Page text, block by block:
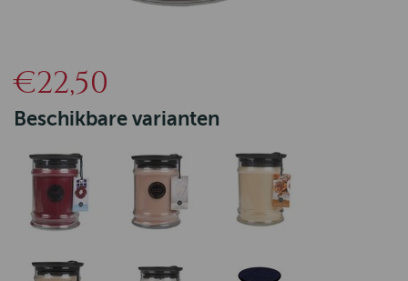
€22,50
Beschikbare varianten